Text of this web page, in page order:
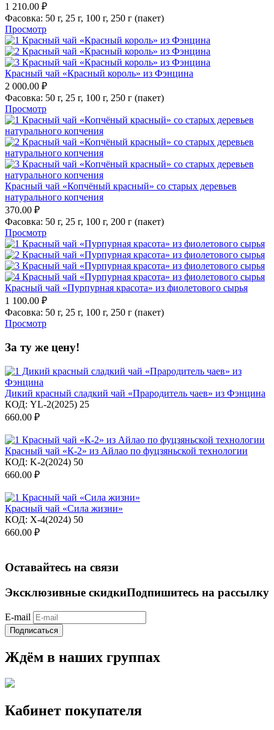
1 210.00 ₽
Фасовка: 50 г, 25 г, 100 г, 250 г (пакет)
Просмотр
Красный чай «Красный король» из Фэнцина
2 000.00 ₽
Фасовка: 50 г, 25 г, 100 г, 250 г (пакет)
Просмотр
Красный чай «Копчёный красный» со старых деревьев
натурального копчения
370.00 ₽
Фасовка: 50 г, 25 г, 100 г, 200 г (пакет)
Просмотр
Красный чай «Пурпурная красота» из фиолетового сырья
1 100.00 ₽
Фасовка: 50 г, 25 г, 100 г, 250 г (пакет)
Просмотр
За ту же цену!
Дикий красный сладкий чай «Прародитель чаев» из Фэнцина
КОД: YL-2(2025) 25
660.00 ₽
Красный чай «К-2» из Айлао по фуцзяньской технологии
КОД: K-2(2024) 50
660.00 ₽
Красный чай «Сила жизни»
КОД: X-4(2024) 50
660.00 ₽
Оставайтесь на связи
Эксклюзивные скидкиПодпишитесь на рассылку
E-mail
Подписаться
Ждём в наших группах
Кабинет покупателя